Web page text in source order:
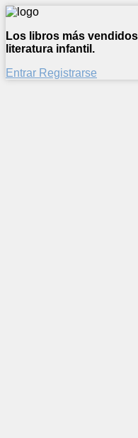
Los libros más
literatura infantil.
Entrar Registrarse